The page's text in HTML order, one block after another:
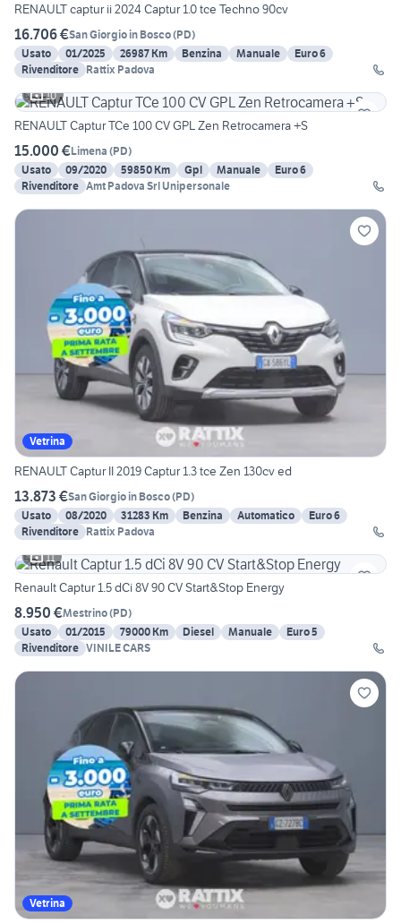
RENAULT captur ii 2024 Captur 1.0 tce Techno 90cv
16.706 €San Giorgio in Bosco(PD)
Usato
01/2025 26987 Km Benzina Manuale
Euro 6
Rivenditore Rattix Padova
10
RENAULT Captur TCe 100 CV GPL Zen Retrocamera +S
15.000 €Limena (PD)
Usato
09/2020 59850 Km Gpl Manuale
Euro 6
Rivenditore Amt Padova Srl Unipersonale
Vetrina
RENAULT Captur II 2019 Captur 1.3 tce Zen 130cv ed
13.873 €San Giorgio in Bosco(PD)
Usato
08/2020 31283 Km Benzina Automatico
Euro 6
Rivenditore Rattix Padova
11
Renault Captur 1.5 dCi 8V 90 CV Start&Stop Energy
8.950 €Mestrino(PD)
Usato
01/2015 79000 Km Diesel Manuale
Euro 5
Rivenditore VINILE CARS
Vetrina